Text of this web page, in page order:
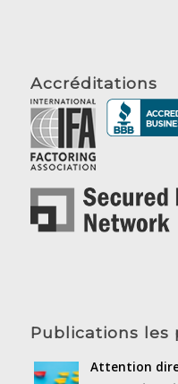
Accréditations
Publications les
Attention